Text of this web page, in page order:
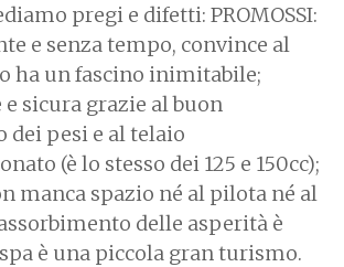
pregi e difetti: PROMOSSI:
e senza tempo, convince al
ha un fascino inimitabile;
e sicura grazie al buon
dei pesi e al telaio
(è lo stesso dei 125 e 150cc);
manca spazio né al pilota né al
delle asperità è
è una piccola gran turismo.